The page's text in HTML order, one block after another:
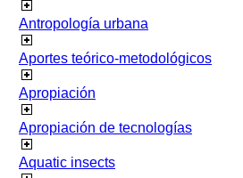
Antropología urbana
Aportes teórico-metodológicos
Apropiación
Apropiación de tecnologías
Aquatic insects